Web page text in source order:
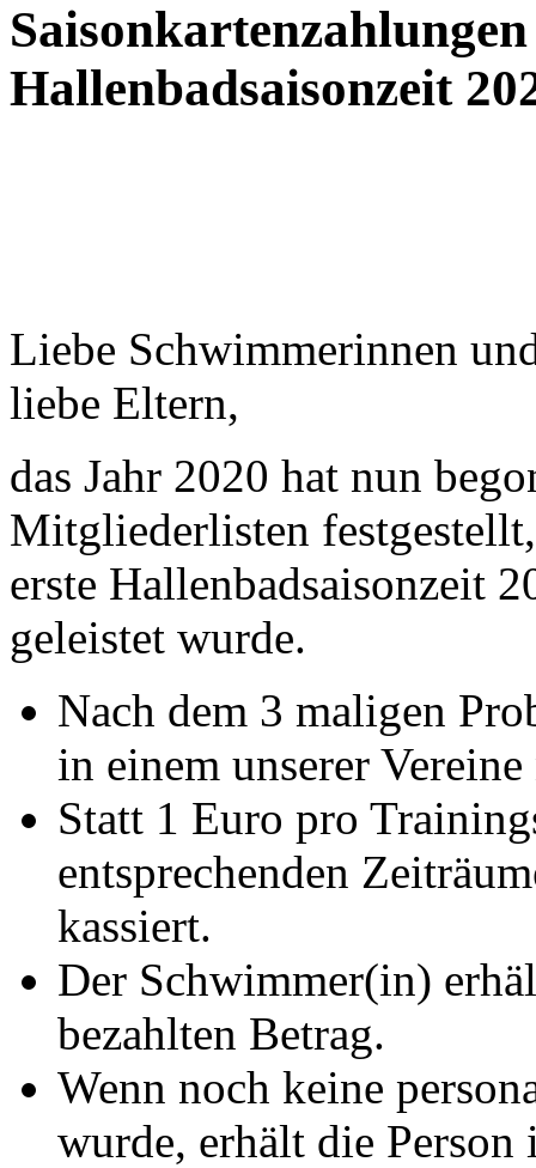
Hallenbadsaisonzeit
Liebe Schwimmerinnen
liebe Eltern,
das Jahr 2020 hat nun
Mitgliederlisten
erste Hallenbadsaisonzeit
geleistet wurde.
Nach dem 3 maligen
in einem unserer
Statt 1 Euro pro
entsprechenden
kassiert.
Der Schwimmer(in)
bezahlten Betrag.
Wenn noch keine
wurde, erhält die Person